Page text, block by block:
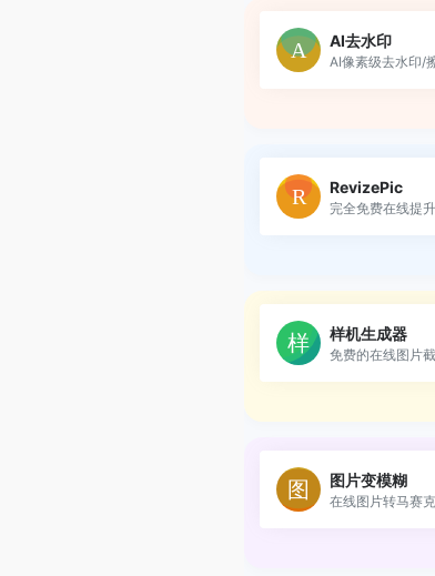
AI去水印
AI像素级去水印/
RevizePic
完全免费在线提
样机生成器
免费的在线图片
图片变模糊
在线图片转马赛